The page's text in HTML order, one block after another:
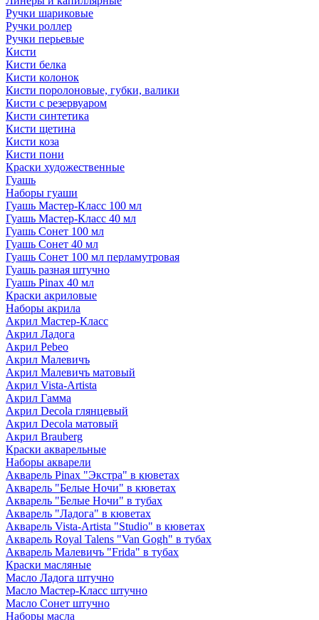
Ручки шариковые
Ручки роллер
Ручки перьевые
Кисти
Кисти белка
Кисти колонок
Кисти поролоновые, губки, валики
Кисти с резервуаром
Кисти синтетика
Кисти щетина
Кисти коза
Кисти пони
Краски художественные
Гуашь
Наборы гуаши
Гуашь Мастер-Класс 100 мл
Гуашь Мастер-Класс 40 мл
Гуашь Сонет 100 мл
Гуашь Сонет 40 мл
Гуашь Сонет 100 мл перламутровая
Гуашь разная штучно
Гуашь Pinax 40 мл
Краски акриловые
Наборы акрила
Акрил Мастер-Класс
Акрил Ладога
Акрил Pebeo
Акрил Малевичъ
Акрил Малевичъ матовый
Акрил Vista-Artista
Акрил Гамма
Акрил Decola глянцевый
Акрил Decola матовый
Акрил Brauberg
Краски акварельные
Наборы акварели
Акварель Pinax "Экстра" в кюветах
Акварель "Белые Ночи" в кюветах
Акварель "Белые Ночи" в тубах
Акварель "Ладога" в кюветах
Акварель Vista-Artista "Studio" в кюветах
Акварель Royal Talens "Van Gogh" в тубах
Акварель Малевичъ "Frida" в тубах
Краски масляные
Масло Ладога штучно
Масло Мастер-Класс штучно
Масло Сонет штучно
Наборы масла